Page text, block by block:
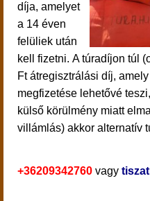
díja, amelyet
a 14 éven
felüliek után
kell fizetni. A túradíjon túl
Ft átregisztrálási díj,
megfizetése lehetővé
külső körülmény miatt
villámlás) akkor alternatív
+36209342760 vagy